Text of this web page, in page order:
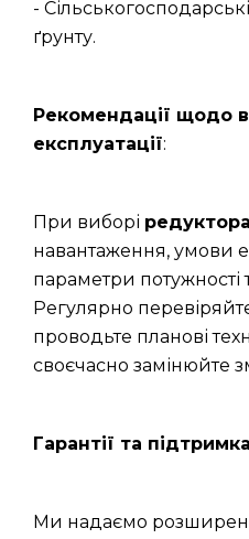
-
ґрунту.
Рекомендації щодо
експлуатації:
При виборі
навантаження, умови
параметри потужності
Регулярно
проводьте планові
своєчасно замінюйте
Гарантії та
Ми надаємо розширені